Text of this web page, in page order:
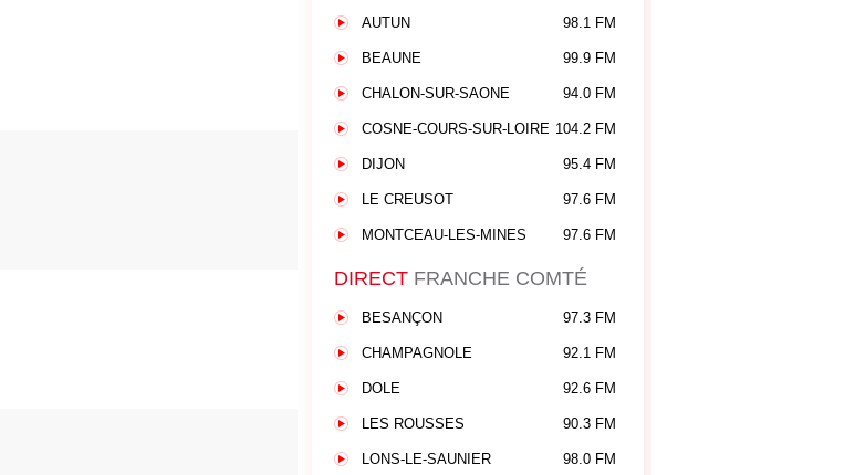
AUTUN 98.1 FM
BEAUNE 99.9 FM
CHALON-SUR-SAONE 94.0 FM
COSNE-COURS-SUR-LOIRE 104.2 FM
DIJON 95.4 FM
LE CREUSOT 97.6 FM
MONTCEAU-LES-MINES 97.6 FM
DIRECTFRANCHE COMTÉ
BESANÇON 97.3 FM
CHAMPAGNOLE 92.1 FM
DOLE 92.6 FM
LES ROUSSES 90.3 FM
LONS-LE-SAUNIER 98.0 FM